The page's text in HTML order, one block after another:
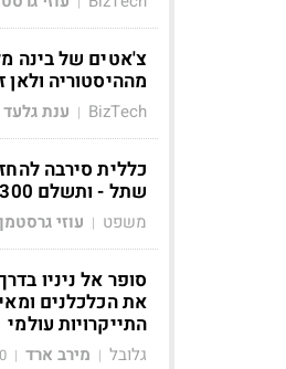
צ'אטים של בינה
מההיסטוריה ולאן
BizTech
| ענת גלעד
שתל - ותשלם 18,300
משפט | עוזי גרסטמן
סופר אל ניניו
את הכלכלנים
התייקרויות עולמי
גלובל | מירב ארד |